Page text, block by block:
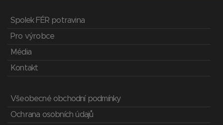
Spolek FÉR potravina
Pro výrobce
Média
Kontakt
Všeobecné obchodní podmínky
Ochrana osobních údajů